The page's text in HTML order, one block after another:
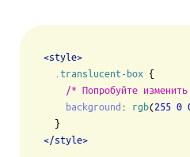
<style>
.translucent-box {
/* Попробуйте
background : rgb(255 0
</style>